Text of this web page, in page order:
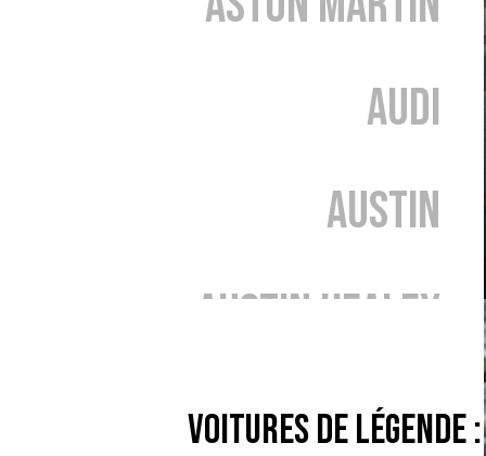
Audi
Austin
Austin Healey
BMW
Voitures de